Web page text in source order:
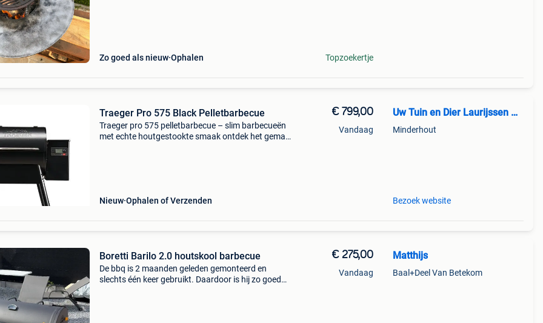
Zo goed als nieuw Ophalen Topzoekertje
Traeger Pro 575 Black Pelletbarbecue
Traeger pro 575 pelletbarbecue – slim barbecueën
met echte houtgestookte smaak ontdek het gemak
Nieuw Ophalen of Verzenden
€ 799,00
Vandaag
Uw Tuin en Dier Laurijssen Minderhout
Minderhout
Bezoek website
Boretti Barilo 2.0 houtskool barbecue
De bbq is 2 maanden geleden gemonteerd en
slechts één keer gebruikt. Daardoor is hij zo goed
€ 275,00
Vandaag
Matthijs
Baal+Deel Van Betekom